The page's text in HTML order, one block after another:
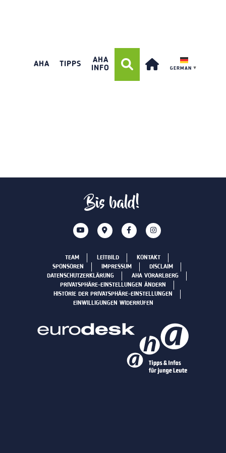
AHA TIPPS
AHA
INFO
GERMAN ▼
Bis bald!
TEAM LEITBILD
KONTAKT
SPONSOREN
IMPRESSUM
DISCLAIM
DATENSCHUTZERKLÄRUNG
AHA VORARLBERG
PRIVATSPHÄRE-EINSTELLUNGEN ÄNDERN
HISTORIE DER PRIVATSPHÄRE-EINSTELLUNGEN
EINWILLIGUNGEN WIDERRUFEN